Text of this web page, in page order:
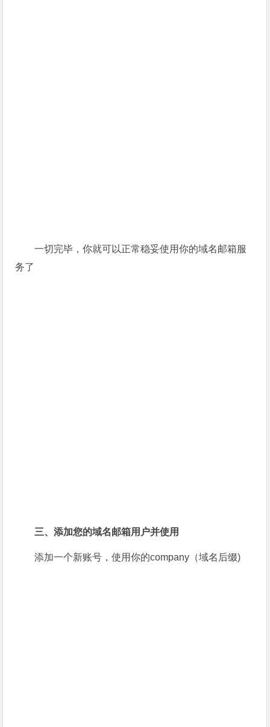
一切完毕，你就可以正常稳妥使用你的域名邮箱服
务了
三、添加您的域名邮箱用户并使用
添加一个新账号，使用你的company（域名后缀)